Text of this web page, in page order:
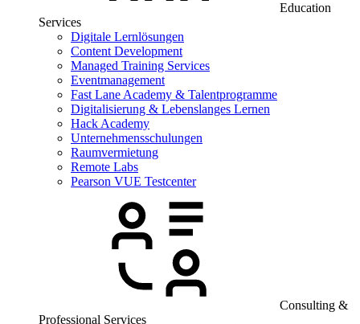
Education
Services
Digitale Lernlösungen
Content Development
Managed Training Services
Eventmanagement
Fast Lane Academy & Talentprogramme
Digitalisierung & Lebenslanges Lernen
Hack Academy
Unternehmensschulungen
Raumvermietung
Remote Labs
Pearson VUE Testcenter
Consulting &
Professional Services